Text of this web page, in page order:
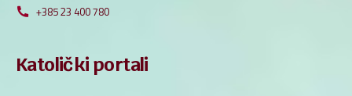
+385 23 400 780
Katolički portali